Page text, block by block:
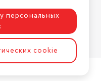
персональных
cookie